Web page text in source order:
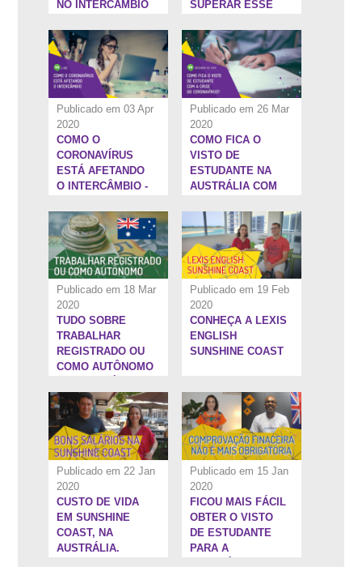
NO INTERCÂMBIO
SUPERAR ESSE
INTERCÂMBIO
Publicado em 03 Apr
2020
COMO O
CORONAVÍRUS
ESTÁ AFETANDO
O INTERCÂMBIO -
LOPES,
FUNDADOR DA
WEST 1
Publicado em 26 Mar
2020
COMO FICA O
VISTO DE
ESTUDANTE NA
AUSTRÁLIA COM
CORONAVÍRUS?
Publicado em 18 Mar
2020
47:3''
TUDO SOBRE
TRABALHAR
REGISTRADO OU
COMO AUTÔNOMO
Publicado em 19 Feb
2020
CONHEÇA A LEXIS
ENGLISH
SUNSHINE COAST
Publicado em 22 Jan
2020
CUSTO DE VIDA
EM SUNSHINE
COAST, NA
AUSTRÁLIA.
Publicado em 15 Jan
2020
FICOU MAIS FÁCIL
OBTER O VISTO
DE ESTUDANTE
PARA A
10:20'' 59:19''